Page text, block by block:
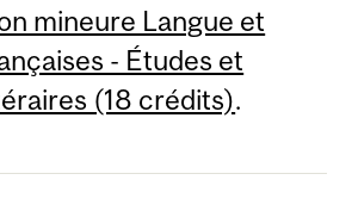
mineure Langue et
- Études et
(18 crédits).